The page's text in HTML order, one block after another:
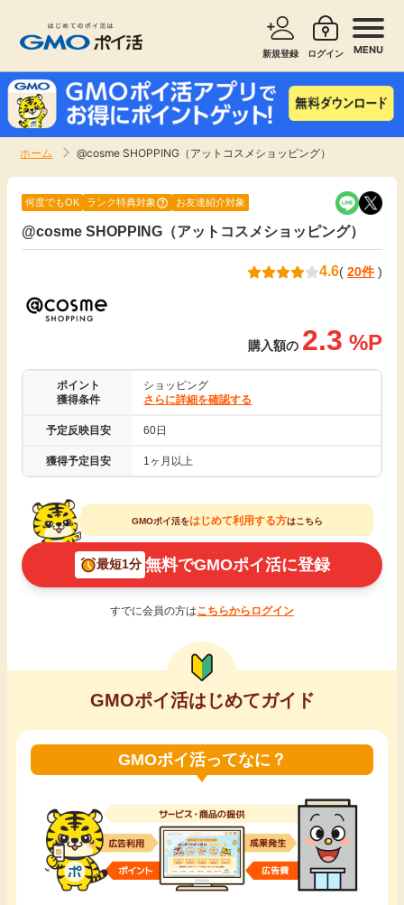
新規登録 ログイン MENU
ホーム @cosme SHOPPING（アットコスメショッピング）
新着
即日還元
アンケート
ゲーム
買い物
カード比較
毎日ゲット
特集一覧
サービスで探す ショッピングで探す
無料サービス
暮らし
引っ越し
買取・査定
学び
進学・教育
月額有料サービス
家計の固定費
何度でもOK ランク特典対象 お友達紹介対象
@cosme SHOPPING（アットコスメショッピング）
4.6( 20件)
購入額の 2.3 %P
ポイント
獲得条件
ショッピング
さらに詳細を確認する
予定反映目安 60日
獲得予定目安 1ヶ月以上
GMOポイ活をはじめて利用する方はこちら
最短1分 無料でGMOポイ活に登録
すでに会員の方はこちらからログイン
GMOポイ活はじめてガイド
GMOポイ活ってなに？